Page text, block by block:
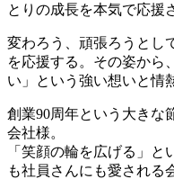
とりの成長を本気で応援
変わろう、頑張ろうとし
を応援する。その姿から
い」という強い想いと情
創業90周年という大きな
会社様。
「笑顔の輪を広げる」
も社員さんにも愛される